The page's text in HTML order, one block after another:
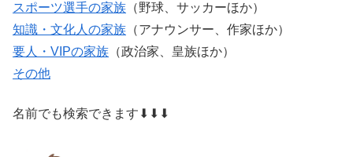
スポーツ選手の家族 （野球、サッカーほか）
知識・文化人の家族 （アナウンサー、作家ほか）
要人・VIPの家族 （政治家、皇族ほか）
その他
名前でも検索できます⬇⬇⬇